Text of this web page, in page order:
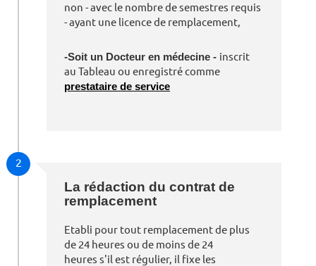
non - avec le nombre de semestres requis
- ayant une licence de remplacement,
-Soit un Docteur en médecine - inscrit
au Tableau ou enregistré comme
prestataire de service
2
La rédaction du contrat de
remplacement
Etabli pour tout remplacement de plus
de 24 heures ou de moins de 24
heures s'il est régulier, il fixe les